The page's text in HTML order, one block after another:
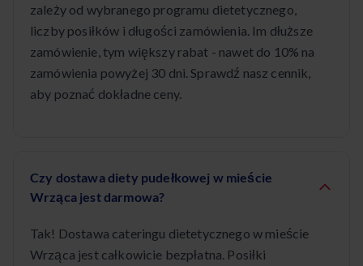
zależy od wybranego programu dietetycznego,
liczby posiłków i długości zamówienia. Im dłuższe
zamówienie, tym większy rabat - nawet do 10% na
zamówienia powyżej 30 dni. Sprawdź nasz cennik,
aby poznać dokładne ceny.
Czy dostawa diety pudełkowej w mieście
Wrząca jest darmowa?
Tak! Dostawa cateringu dietetycznego w mieście
Wrząca jest całkowicie bezpłatna. Posiłki